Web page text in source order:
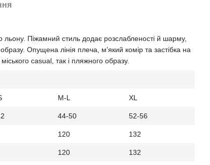
льону. Піжамний стиль додає розслабленості й шарму,
Опущена лінія плеча, м’який комір та застібка на
casual, так і пляжного образу.
M-L XL
44-50 52-56
120 132
120 132